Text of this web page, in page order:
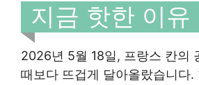
지금 핫한 이유
2026년 5월 18일, 프랑스 칸의
때보다 뜨겁게 달아올랐습니다.